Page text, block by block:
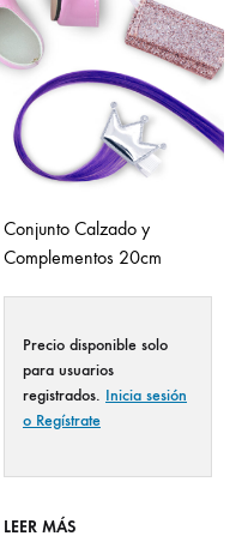
Conjunto Calzado y
Complementos 20cm
Precio disponible solo
para usuarios
registrados. Inicia sesión
o Regístrate
LEER MÁS